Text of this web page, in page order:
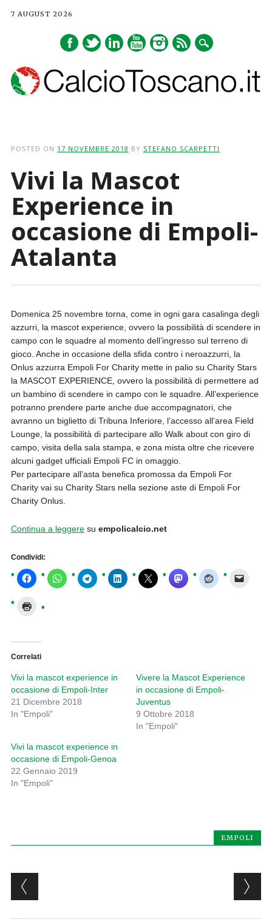
7 AUGUST 2026
POSTED ON 17 NOVEMBRE 2018 BY STEFANO SCARPETTI
Vivi la Mascot
Experience in
occasione di Empoli-
Atalanta
Domenica 25 novembre torna, come in ogni gara casalinga degli
azzurri, la mascot experience, ovvero la possibilità di scendere in
campo con le squadre al momento dell’ingresso sul terreno di
gioco. Anche in occasione della sfida contro i neroazzurri, la
Onlus azzurra Empoli For Charity mette in palio su Charity Stars
la MASCOT EXPERIENCE, ovvero la possibilità di permettere ad
un bambino di scendere in campo con le squadre. All’experience
potranno prendere parte anche due accompagnatori, che
avranno un biglietto di Tribuna Inferiore, l’accesso all’area Field
Lounge, la possibilità di partecipare allo Walk about con giro di
campo, visita della sala stampa, e zona mista oltre che ricevere
alcuni gadget ufficiali Empoli FC in omaggio.
Per partecipare all’asta benefica promossa da Empoli For
Charity vai su Charity Stars nella sezione aste di Empoli For
Charity Onlus.
Continua a leggeresu empolicalcio.net
Condividi:
Correlati
Vivi la mascot experience in
occasione di Empoli-Inter
21 Dicembre 2018
In "Empoli"
Vivere la Mascot Experience
in occasione di Empoli-
Juventus
9 Ottobre 2018
In "Empoli"
Vivi la mascot experience in
occasione di Empoli-Genoa
22 Gennaio 2019
In "Empoli"
EMPOLI
Post navigation